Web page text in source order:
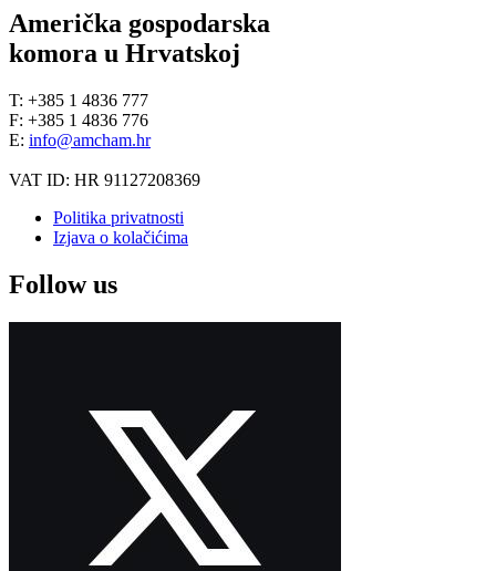
Američka gospodarska
komora u Hrvatskoj
T: +385 1 4836 777
F: +385 1 4836 776
E: info@amcham.hr
VAT ID: HR 91127208369
Politika privatnosti
Izjava o kolačićima
Follow us